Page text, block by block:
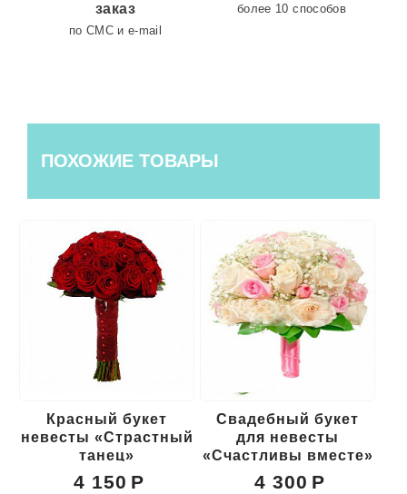
заказ
по СМС и e-mail
более 10 способов
ПОХОЖИЕ ТОВАРЫ
Красный букет
невесты «Страстный
танец»
4 150
Свадебный букет
для невесты
«Счастливы вместе»
4 300